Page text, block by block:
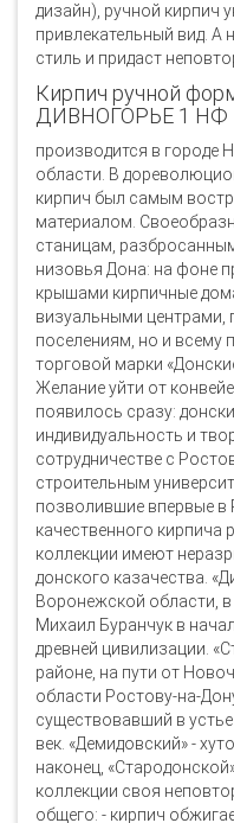
дизайн), ручной кирпич
привлекательный вид. А
стиль и придаст
Кирпич ручной
ДИВНОГОРЬЕ 1 НФ
производится в городе
области. В
кирпич был самым
материалом.
станицам,
низовья Дона: на фоне
крышами кирпичные
визуальными
поселениям, но и всему
торговой марки
Желание уйти от
появилось сразу:
индивидуальность и
сотрудничестве с
строительным
позволившие впервые в
качественного
коллекции имеют
донского казачества.
Воронежской области,
Михаил Буранчук в
древней цивилизации.
районе, на пути от
области Ростову-на-
существовавший в
век. «Демидовский» -
наконец,
коллекции своя
общего: - кирпич